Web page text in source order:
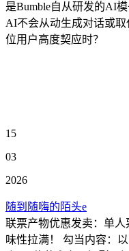
是Bumble自从研发的AI
AI不会从动生成对话或
位用户高度契应时？
15
03
2026
随到随嗨的陌头e
联票产物优惠发卖：单人
味性拉满！ 勾当内容：